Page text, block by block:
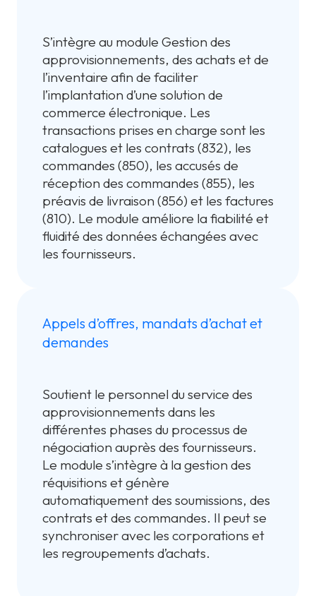
S’intègre au module Gestion des
approvisionnements, des achats et de
l’inventaire afin de faciliter
l’implantation d’une solution de
commerce électronique. Les
transactions prises en charge sont les
catalogues et les contrats (832), les
commandes (850), les accusés de
réception des commandes (855), les
préavis de livraison (856) et les factures
(810). Le module améliore la fiabilité et
fluidité des données échangées avec
les fournisseurs.
Appels d’offres, mandats d’achat et
demandes
Soutient le personnel du service des
approvisionnements dans les
différentes phases du processus de
négociation auprès des fournisseurs.
Le module s’intègre à la gestion des
réquisitions et génère
automatiquement des soumissions, des
contrats et des commandes. Il peut se
synchroniser avec les corporations et
les regroupements d’achats.